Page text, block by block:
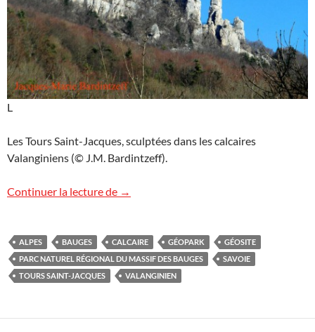
L
Les Tours Saint-Jacques, sculptées dans les calcaires
Valanginiens (© J.M. Bardintzeff).
Continuer la lecture de Les Tours Saint-Jacques
→
ALPES BAUGES CALCAIRE GÉOPARK
GÉOSITE
PARC NATUREL RÉGIONAL DU MASSIF DES BAUGES
SAVOIE
TOURS SAINT-JACQUES
VALANGINIEN